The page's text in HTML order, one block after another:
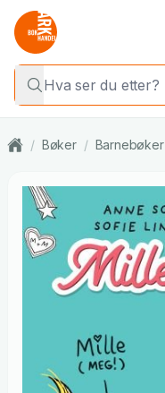
/ Bøker / Barnebøker